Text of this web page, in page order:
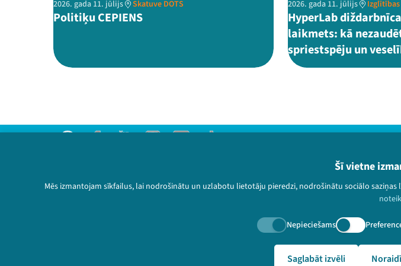
Šī vietne
Mēs izmantojam sīkfailus, lai nodrošinātu un uzlabotu lietotāju pieredzi, nodrošinātu sociālo
Nepieciešams
Saglabāt izvēli
2026. gada 11. jūlijs Skatuve DOTS
Politiķu CEPIENS
2026. gada 11. jūlijs
HyperLab
laikmets: kā
spriestspēju un
Privātuma politika
Lietošanas noteikumi un sīkdatņu politika
© 2026 Sarunu festivāls LAMPA Visas tiesības paturētas.
🔗 https://